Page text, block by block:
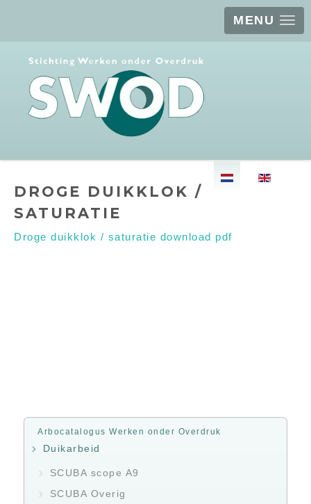
MENU
Arbocatalogus Werken onder Overdruk
Duikarbeid
SCUBA scope A9
SCUBA Overig
DROGE DUIKKLOK /
SATURATIE
Droge duikklok / saturatie download pdf